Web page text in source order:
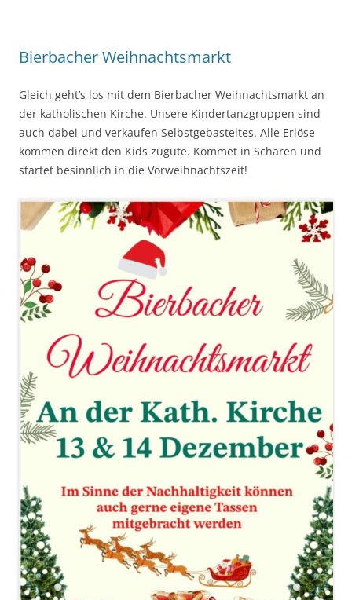
Bierbacher Weihnachtsmarkt
Gleich geht’s los mit dem Bierbacher Weihnachtsmarkt an
der katholischen Kirche. Unsere Kindertanzgruppen sind
auch dabei und verkaufen Selbstgebasteltes. Alle Erlöse
kommen direkt den Kids zugute. Kommet in Scharen und
startet besinnlich in die Vorweihnachtszeit!